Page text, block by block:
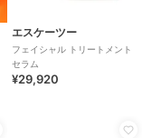
エスケーツー
フェイシャル トリートメント
セラム
¥29,920